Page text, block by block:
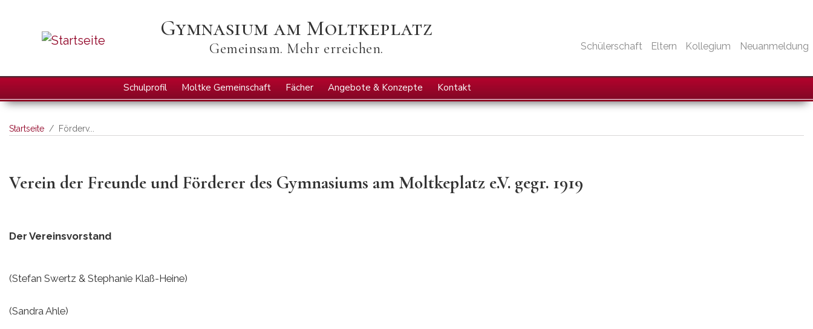
zum
Inhalt
Gymnasium am Moltkeplatz
Gemeinsam. Mehr erreichen. Schülerschaft Eltern Kollegium Neuanmeldung
Hauptnavigation
Schulprofil Moltke Gemeinschaft Fächer Angebote & Konzepte Kontakt
Startseite Förderv...
Verein der Freunde und Förderer des Gymnasiums am Moltkeplatz e.V. gegr. 1919
Der Vereinsvorstand
(Stefan Swertz & Stephanie Klaß-Heine)
(Sandra Ahle)